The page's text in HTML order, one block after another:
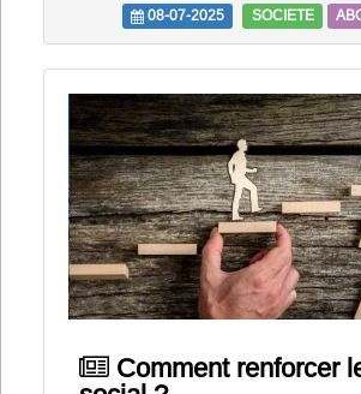
08-07-2025 SOCIETE
Comment renforcer